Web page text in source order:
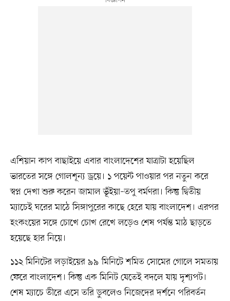
এশিয়ান কাপ বাছাইয়ে এবার বাংলাদেশের যাত্রাটা হয়েছিল
ভারতের সঙ্গে গোলশূন্য ড্রয়ে। ১ পয়েন্ট পাওয়ার পর নতুন করে
স্বপ্ন দেখা শুরু করেন জামাল ভূঁইয়া–তপু বর্মণরা। কিন্তু দ্বিতীয়
ম্যাচেই ঘরের মাঠে সিঙ্গাপুরের কাছে হেরে যায় বাংলাদেশ। এরপর
হংকংয়ের সঙ্গে চোখে চোখ রেখে লড়েও শেষ পর্যন্ত মাঠ ছাড়তে
হয়েছে হার নিয়ে।
১১২ মিনিটের লড়াইয়ের ৯৯ মিনিটে শমিত সোমের গোলে সমতায়
ফেরে বাংলাদেশ। কিন্তু এক মিনিট যেতেই বদলে যায় দৃশ্যপট।
শেষ ম্যাচে তীরে এসে তরি ডুবলেও নিজেদের দর্শনে পরিবর্তন